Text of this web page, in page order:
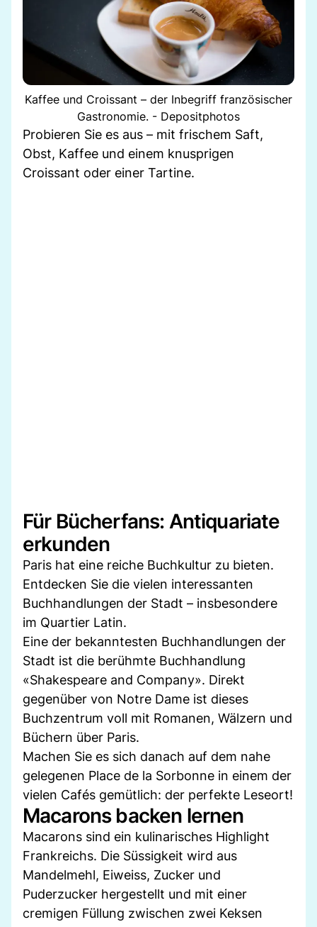
Kaffee und Croissant – der Inbegriff französischer
Gastronomie. - Depositphotos
Probieren Sie es aus – mit frischem Saft,
Obst, Kaffee und einem knusprigen
Croissant oder einer Tartine.
Für Bücherfans: Antiquariate
erkunden
Paris hat eine reiche Buchkultur zu bieten.
Entdecken Sie die vielen interessanten
Buchhandlungen der Stadt – insbesondere
im Quartier Latin.
Eine der bekanntesten Buchhandlungen der
Stadt ist die berühmte Buchhandlung
«Shakespeare and Company». Direkt
gegenüber von Notre Dame ist dieses
Buchzentrum voll mit Romanen, Wälzern und
Büchern über Paris.
Machen Sie es sich danach auf dem nahe
gelegenen Place de la Sorbonne in einem der
vielen Cafés gemütlich: der perfekte Leseort!
Macarons backen lernen
Macarons sind ein kulinarisches Highlight
Frankreichs. Die Süssigkeit wird aus
Mandelmehl, Eiweiss, Zucker und
Puderzucker hergestellt und mit einer
cremigen Füllung zwischen zwei Keksen